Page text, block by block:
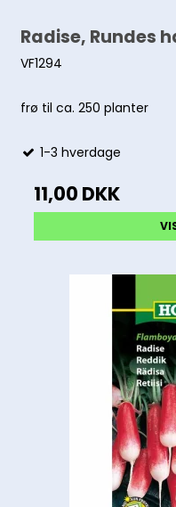
Radise, Rundes
VF1294
frø til ca. 250 planter
1-3 hverdage
11,00 DKK